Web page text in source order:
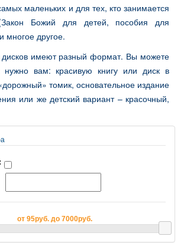
маленьких и для тех, кто занимается
Божий для детей, пособия для
многое другое.
дисков имеют разный формат. Вы можете
нужно вам: красивую книгу или диск в
томик, основательное издание
или же детский вариант – красочный,
от 95руб. до 7000руб.